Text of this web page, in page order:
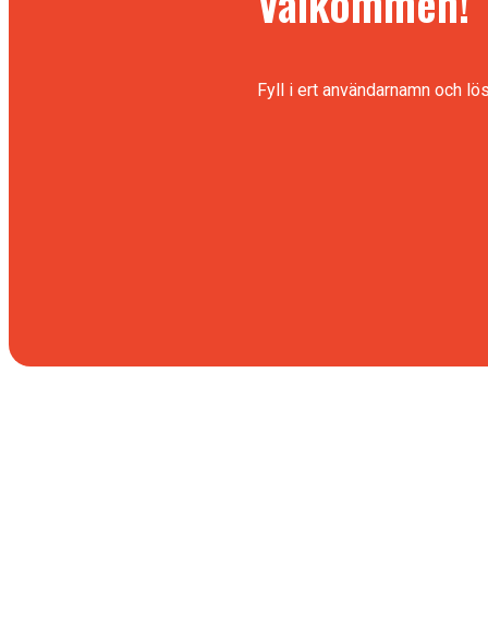
Fyll i ert användarnamn och